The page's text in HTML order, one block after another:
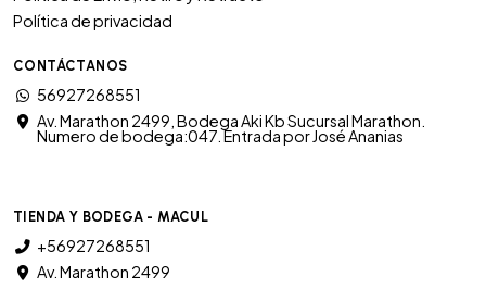
Política de privacidad
CONTÁCTANOS
56927268551
Av. Marathon 2499, Bodega Aki Kb Sucursal Marathon.
Numero de bodega:047. Entrada por José Ananias
TIENDA Y BODEGA - MACUL
+56927268551
Av. Marathon 2499